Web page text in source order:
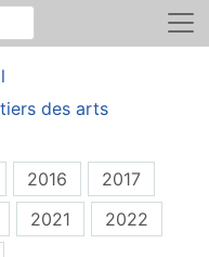
des arts
2016
2017
2021
2022